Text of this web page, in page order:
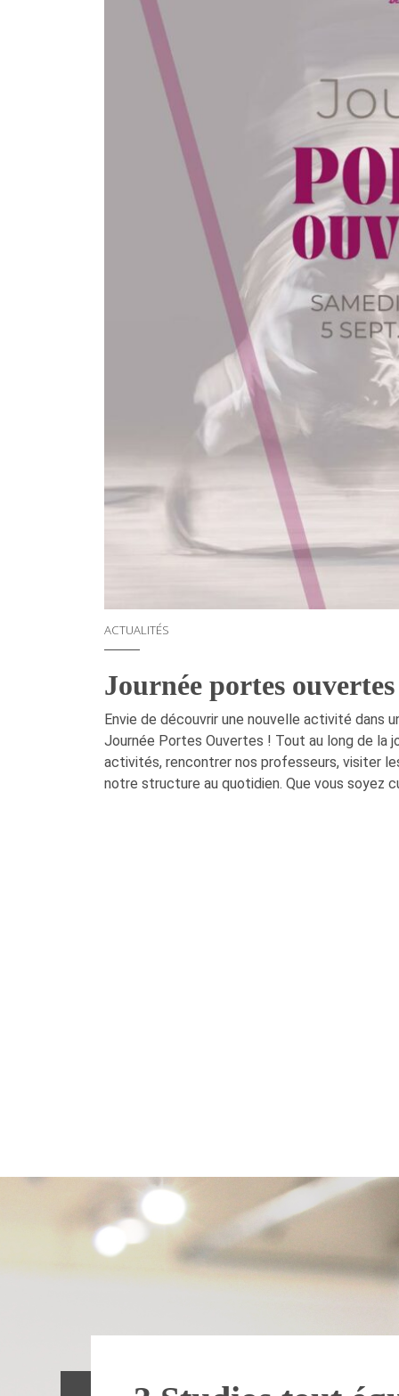
ACTUALITÉS
Journée portes
Envie de découvrir une nouvelle activité dans
Journée Portes Ouvertes ! Tout au long de
activités, rencontrer nos professeurs, visiter
notre structure au quotidien. Que vous soyez